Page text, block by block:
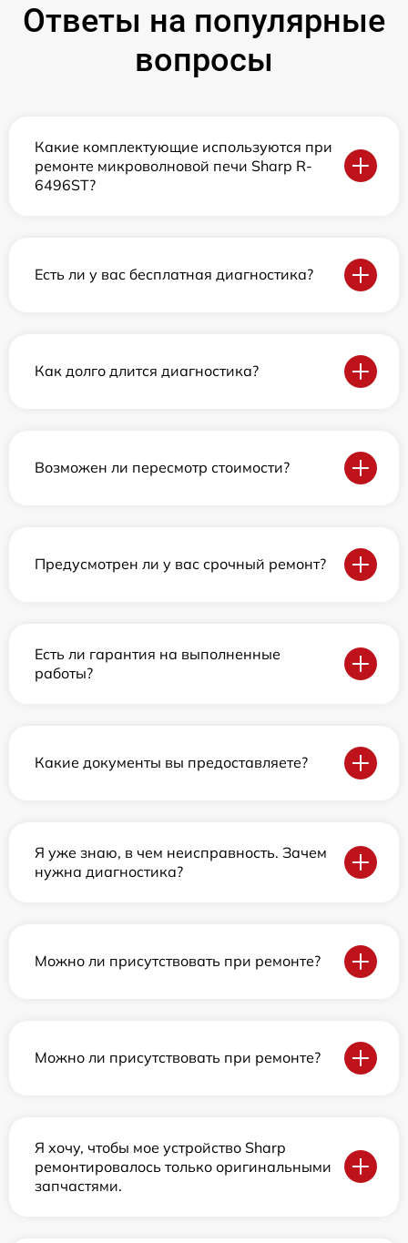
Ответы на популярные
вопросы
Какие комплектующие используются при
ремонте микроволновой печи Sharp R-
6496ST?
Есть ли у вас бесплатная диагностика?
Как долго длится диагностика?
Возможен ли пересмотр стоимости?
Предусмотрен ли у вас срочный ремонт?
Есть ли гарантия на выполненные
работы?
Какие документы вы предоставляете?
Я уже знаю, в чем неисправность. Зачем
нужна диагностика?
Можно ли присутствовать при ремонте?
Можно ли присутствовать при ремонте?
Я хочу, чтобы мое устройство Sharp
ремонтировалось только оригинальными
запчастями.